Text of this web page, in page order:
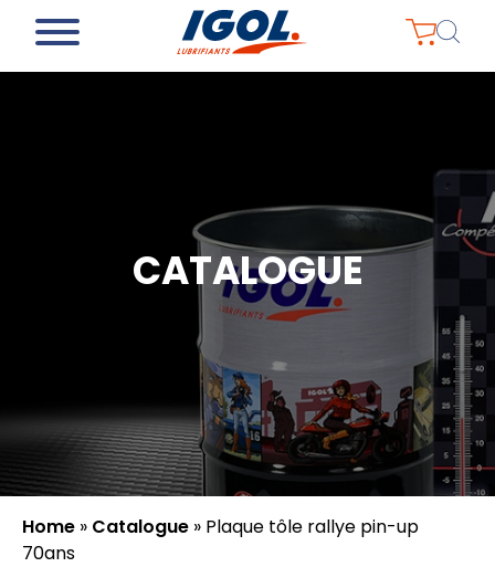
CATALOGUE
Home » Catalogue » Plaque tôle rallye pin-up
70ans